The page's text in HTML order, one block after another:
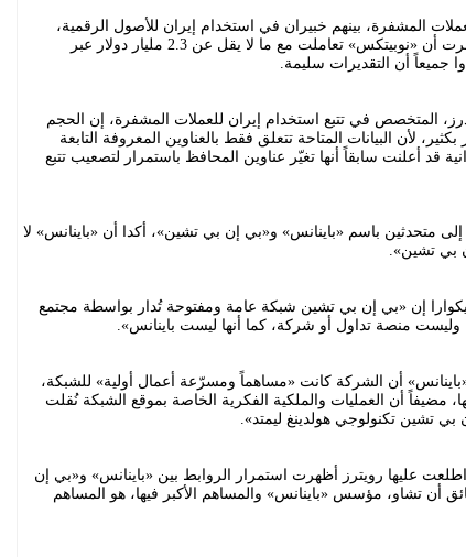
المشفرة، بينهم خبيران في استخدام إيران للأصول الرقمية،
بمراجعة حسابات رويترز التي أظهرت أن «نوبيتكس» تعاملت مع ما لا يقل عن 2.3 مليار دولار عبر
جميعاً أن التقديرات سليمة.
المتخصص في تتبع استخدام إيران للعملات المشفرة، إن الحجم
لأن البيانات المتاحة تتعلق فقط بالعناوين المعروفة التابعة
قد أعلنت سابقاً أنها تغيّر عناوين المحافظ باستمرار لتصعيب تتبع
متحدثين باسم «باينانس» و«بي إن بي تشين»، أكدا أن «باينانس» لا
بي تشين».
إن «بي إن بي تشين شبكة عامة ومفتوحة تُدار بواسطة مجتمع
منصة تداول أو شركة، كما أنها ليست باينانس».
أن الشركة كانت «مساهماً ومسرّعة أعمال أولية» للشبكة،
مضيفاً أن العمليات والملكية الفكرية الخاصة بموقع الشبكة نُقلت
عليها رويترز أظهرت استمرار الروابط بين «باينانس» و«بي إن
أن تشاو، مؤسس «باينانس» والمساهم الأكبر فيها، هو المساهم